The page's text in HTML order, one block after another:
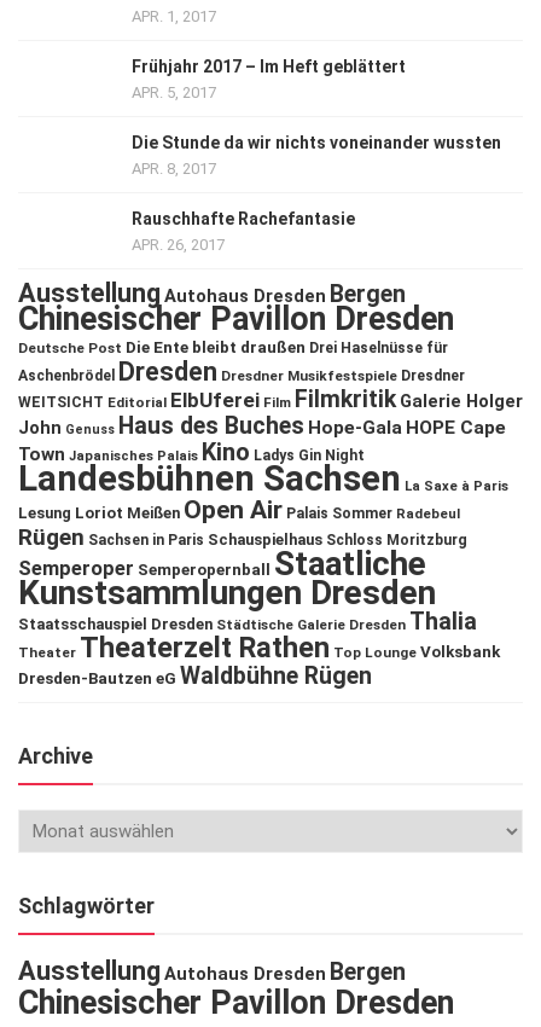
APR. 1, 2017
Frühjahr 2017 – Im Heft geblättert
APR. 5, 2017
Die Stunde da wir nichts voneinander wussten
APR. 8, 2017
Rauschhafte Rachefantasie
APR. 26, 2017
Ausstellung Autohaus Dresden Bergen
Chinesischer Pavillon Dresden
Deutsche Post Die Ente bleibt draußen Drei Haselnüsse für
Aschenbrödel
Dresden Dresdner Musikfestspiele Dresdner
WEITSICHT Editorial ElbUferei Film Filmkritik Galerie Holger
John Genuss Haus des Buches Hope-Gala HOPE Cape
Town Japanisches Palais Kino Ladys Gin Night
Landesbühnen Sachsen La Saxe à Paris
Lesung Loriot Meißen Open Air Palais Sommer Radebeul
Rügen Sachsen in Paris Schauspielhaus Schloss Moritzburg
Semperoper Semperopernball Staatliche
Kunstsammlungen Dresden
Staatsschauspiel Dresden Städtische Galerie Dresden Thalia
Theater Theaterzelt Rathen Top Lounge Volksbank
Dresden-Bautzen eG Waldbühne Rügen
Archive
Schlagwörter
Ausstellung Autohaus Dresden Bergen
Chinesischer Pavillon Dresden